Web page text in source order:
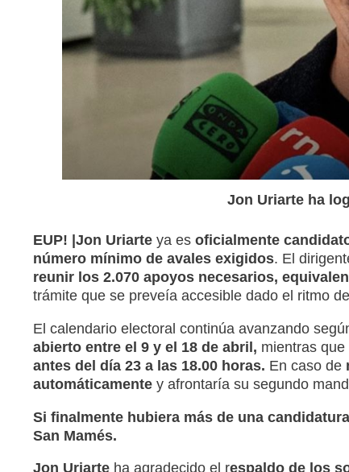
Jon Uriarte ha
EUP! |Jon Uriarteya es oficialmente
número mínimo de avales exigidos. El
reunir los 2.070 apoyos necesarios,
trámite que se preveía accesible dado el ritmo
El calendario electoral continúa avanzando
abierto entre el 9 y el 18 de abril, mientras que
antes del día 23 a las 18.00 horas. En caso de
automáticamentey afrontaría su segundo
Si finalmente hubiera más de una
San Mamés.
Jon Uriarteha agradecido el respaldo de los